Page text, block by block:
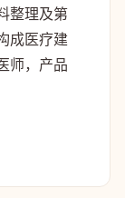
整理及第
成医疗建
师，产品